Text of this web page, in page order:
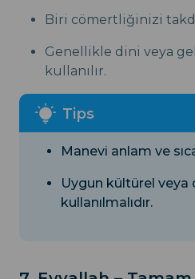
Biri cömertliğinizi
Genellikle dini veya
kullanılır.
Manevi anlam ve
Uygun kültürel veya
kullanılmalıdır.